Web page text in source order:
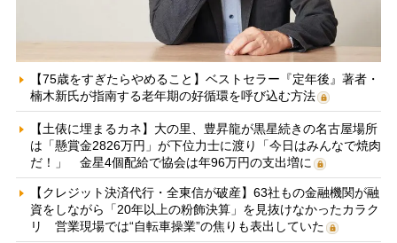
【75歳をすぎたらやめること】ベストセラー『定年後』著者・
楠木新氏が指南する老年期の好循環を呼び込む方法
【土俵に埋まるカネ】大の里、豊昇龍が黒星続きの名古屋場所
は「懸賞金2826万円」が下位力士に渡り「今日はみんなで焼肉
だ！」 金星4個配給で協会は年96万円の支出増に
【クレジット決済代行・全東信が破産】63社もの金融機関が融
資をしながら「20年以上の粉飾決算」を見抜けなかったカラク
リ 営業現場では“自転車操業”の焦りも表出していた